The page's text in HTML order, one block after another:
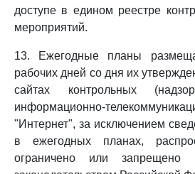
доступе в едином реестре
мероприятий.
13. Ежегодные планы
рабочих дней со дня их
сайтах контрольных
информационно-
"Интернет", за исключением
в ежегодных планах,
ограничено или запрещено